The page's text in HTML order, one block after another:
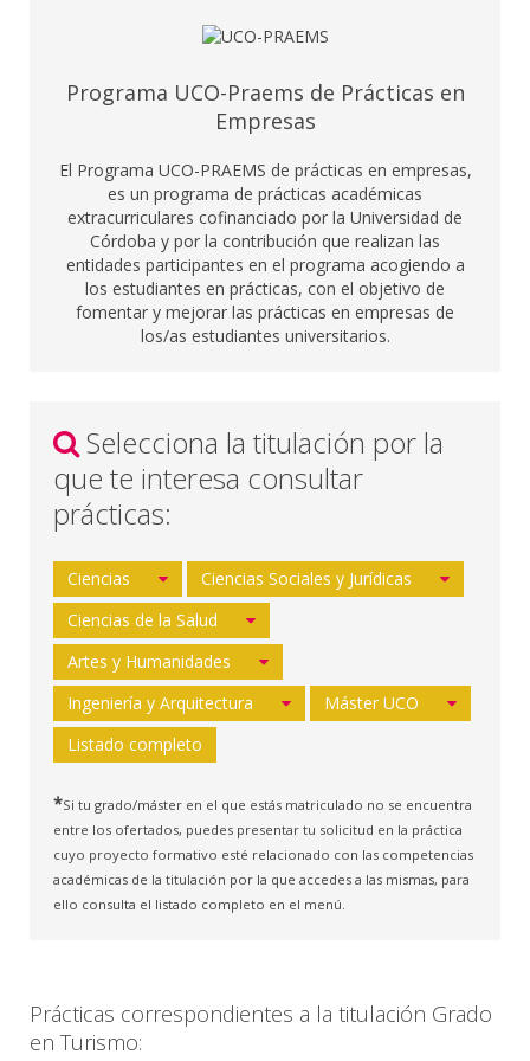
Programa UCO-Praems de Prácticas en
Empresas
El Programa UCO-PRAEMS de prácticas en empresas,
es un programa de prácticas académicas
extracurriculares cofinanciado por la Universidad de
Córdoba y por la contribución que realizan las
entidades participantes en el programa acogiendo a
los estudiantes en prácticas, con el objetivo de
fomentar y mejorar las prácticas en empresas de
los/as estudiantes universitarios.
Selecciona la titulación por la
que te interesa consultar
prácticas:
Ciencias
Ciencias Sociales y Jurídicas
Ciencias de la Salud
Artes y Humanidades
Ingeniería y Arquitectura
Máster UCO
Listado completo
*Si tu grado/máster en el que estás matriculado no se encuentra
entre los ofertados, puedes presentar tu solicitud en la práctica
cuyo proyecto formativo esté relacionado con las competencias
académicas de la titulación por la que accedes a las mismas, para
ello consulta el listado completo en el menú.
Prácticas correspondientes a la titulación Grado
en Turismo: